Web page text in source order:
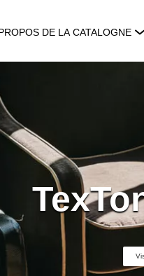
DE LA CATALOGNE